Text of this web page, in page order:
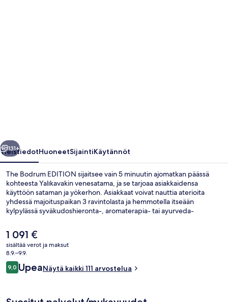
Seuraava
131+
YleistiedotHuoneetSijaintiKäytännöt
The Bodrum EDITION sijaitsee vain 5 minuutin ajomatkan päässä
kohteesta Yalıkavakin venesatama, ja se tarjoaa asiakkaidensa
käyttöön sataman ja yökerhon. Asiakkaat voivat nauttia aterioita
yhdessä majoituspaikan 3 ravintolasta ja hemmotella itseään
kylpylässä syväkudoshieronta-, aromaterapia- tai ayurveda-
ulkouima-allas, rantabaari ja ympäri vuorokauden auki oleva
kuntokeskus.
Nykyinen
hinta
on
1 091 €
1 091 €
sisältää verot ja maksut
8.9.–9.9.
Arvostelut
9,09,0 kautta 10.
UpeaNäytä kaikki 111 arvostelua